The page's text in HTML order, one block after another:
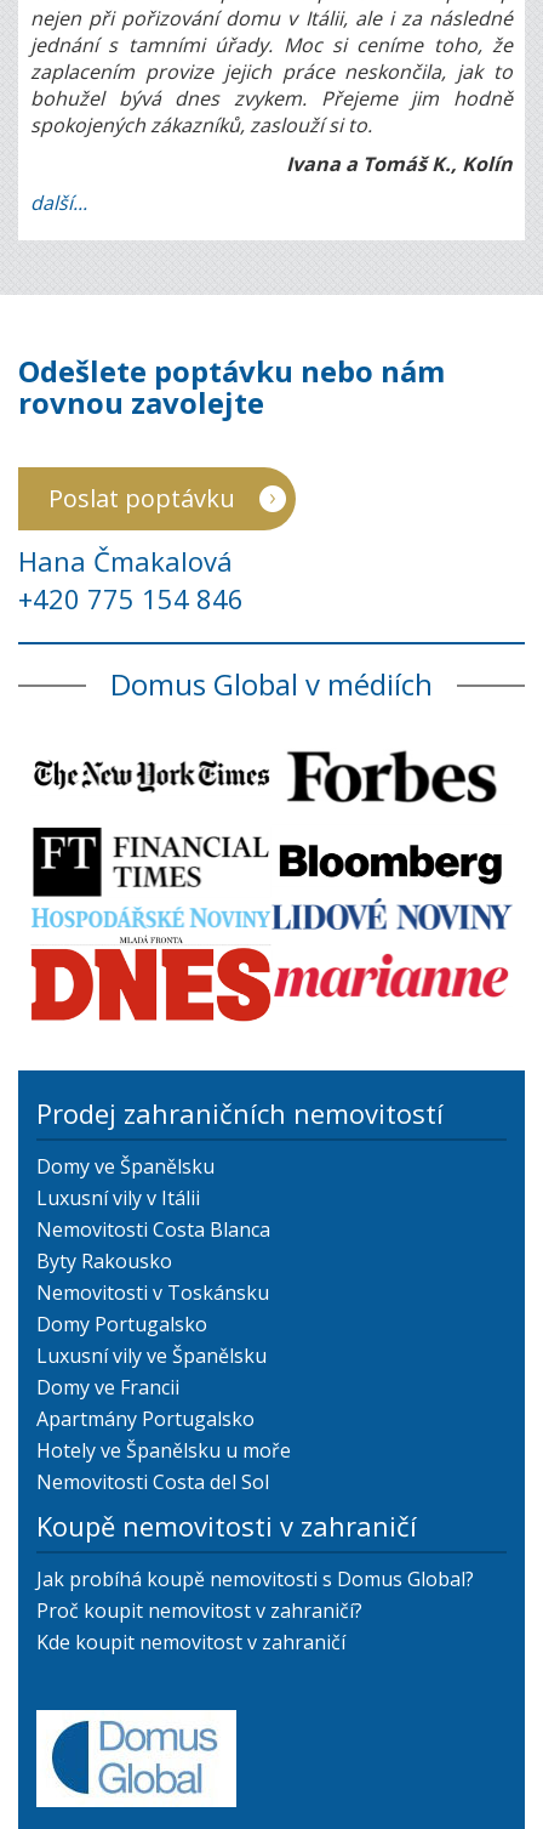
nejen při pořizování domu v Itálii, ale i za následné
jednání s tamními úřady. Moc si ceníme toho, že
zaplacením provize jejich práce neskončila, jak to
bohužel bývá dnes zvykem. Přejeme jim hodně
spokojených zákazníků, zaslouží si to.
Ivana a Tomáš K., Kolín
další...
Odešlete poptávku nebo nám
rovnou zavolejte
Poslat poptávku
Hana Čmakalová
+420 775 154 846
Domus Global v médiích
Prodej zahraničních nemovitostí
Domy ve Španělsku
Luxusní vily v Itálii
Nemovitosti Costa Blanca
Byty Rakousko
Nemovitosti v Toskánsku
Domy Portugalsko
Luxusní vily ve Španělsku
Domy ve Francii
Apartmány Portugalsko
Hotely ve Španělsku u moře
Nemovitosti Costa del Sol
Koupě nemovitosti v zahraničí
Jak probíhá koupě nemovitosti s Domus Global?
Proč koupit nemovitost v zahraničí?
Kde koupit nemovitost v zahraničí